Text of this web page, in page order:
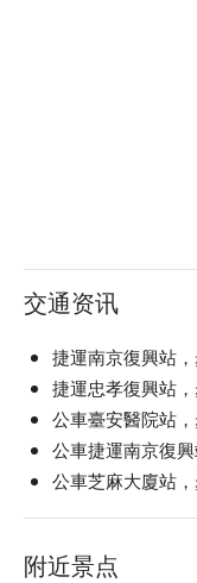
【獨創故事簡介】
它。
拍立得沒有完全顯
你忍不住驚呼：「天
阿瑪嚴肅地看著你說
(Picture)正在漸漸變
一旦皮克雀兒全部變
你願意動腦協助阿瑪
交通资讯
捷運南京復興站
捷運忠孝復興站
公車臺安醫院站
公車捷運南京復
公車芝麻大廈站
附近景点